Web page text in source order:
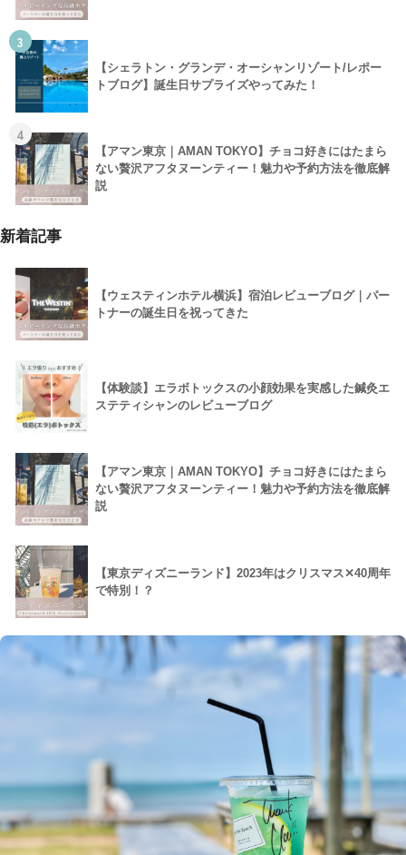
3
【シェラトン・グランデ・オーシャンリゾート/レポー
トブログ】誕生日サプライズやってみた！
4
【アマン東京｜AMAN TOKYO】チョコ好きにはたまら
ない贅沢アフタヌーンティー！魅力や予約方法を徹底解
説
新着記事
【ウェスティンホテル横浜】宿泊レビューブログ｜パー
トナーの誕生日を祝ってきた
【体験談】エラボトックスの小顔効果を実感した鍼灸エ
ステティシャンのレビューブログ
【アマン東京｜AMAN TOKYO】チョコ好きにはたまら
ない贅沢アフタヌーンティー！魅力や予約方法を徹底解
説
【東京ディズニーランド】2023年はクリスマス✕40周年
で特別！？